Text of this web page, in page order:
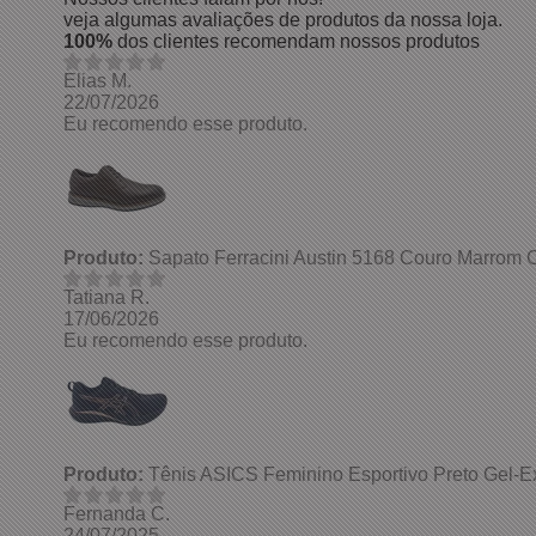
veja algumas avaliações de produtos da nossa loja.
100% dos clientes recomendam nossos produtos
Elias M.
22/07/2026
Eu recomendo esse produto.
Produto:Sapato Ferracini Austin 5168 Couro Marrom
Tatiana R.
17/06/2026
Eu recomendo esse produto.
Produto:Tênis ASICS Feminino Esportivo Preto Gel-
Fernanda C.